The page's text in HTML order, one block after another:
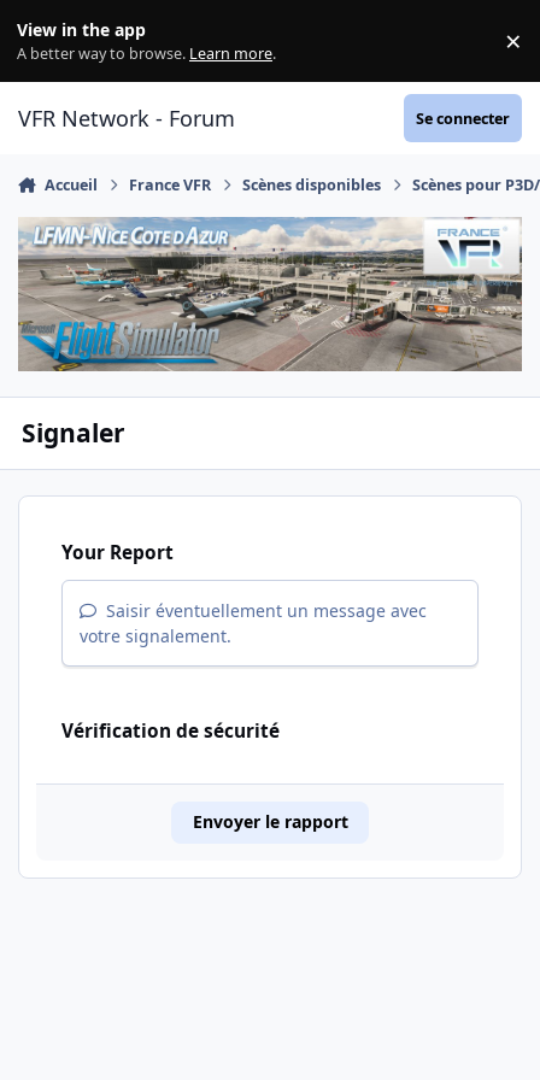
View in the app
A better way to browse. Learn more. ×
VFR Network - Forum Se connecter
Accueil France VFR Scènes disponibles Scènes pour
Signaler
Your Report
Saisir éventuellement un message avec
votre signalement.
Vérification de sécurité
Envoyer le rapport